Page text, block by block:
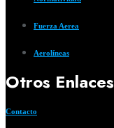
Fuerza Aerea
Aerolíneas
Otros Enlaces
Contacto